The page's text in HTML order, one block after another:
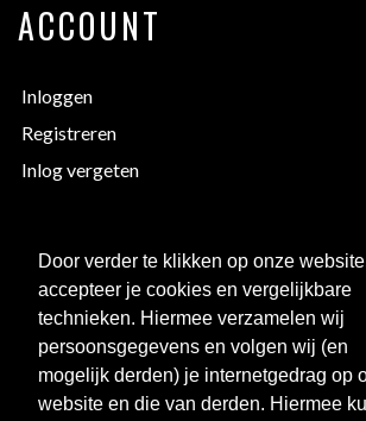
Door verder te klikken op onze
accepteer je cookies en vergelijkbare
technieken. Hiermee verzamelen wij
persoonsgegevens en volgen wij (en
mogelijk derden) je internetgedrag op
website en die van derden. Hiermee
ACCOUNT
Inloggen
Registreren
Inlog vergeten
Bedrukken
Maattabellen
Links